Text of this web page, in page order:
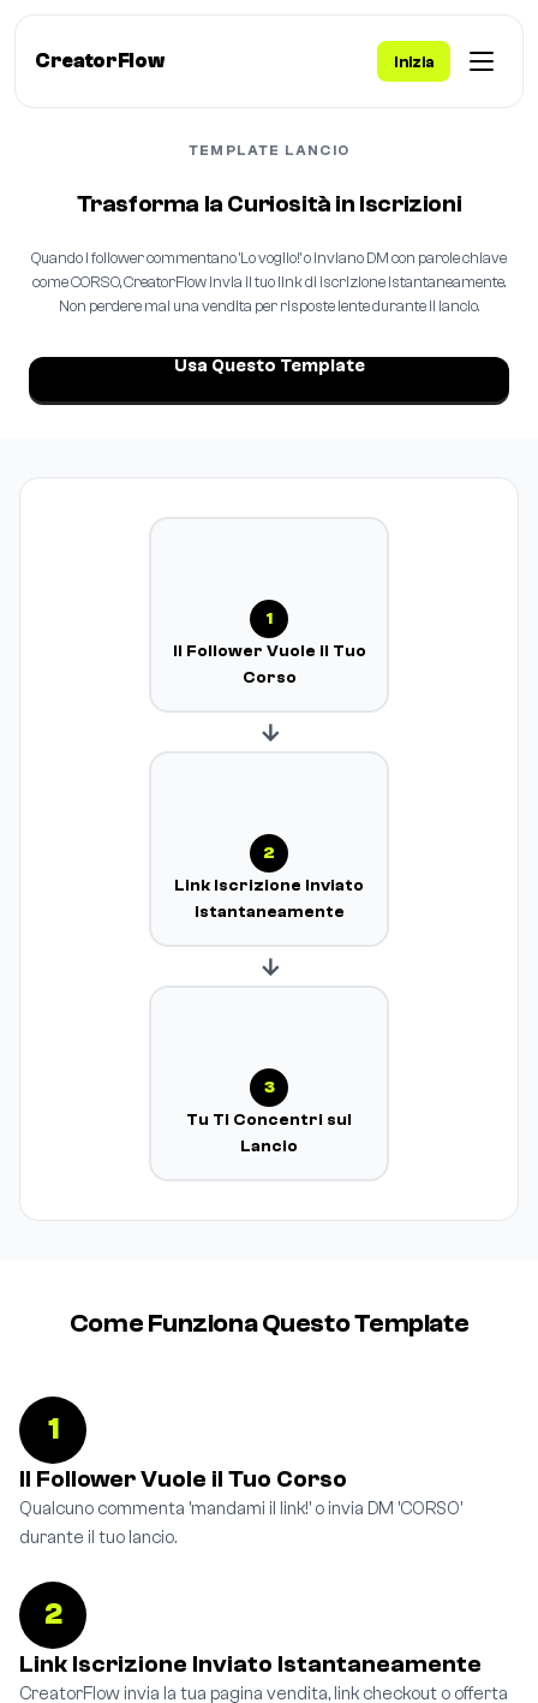
CreatorFlow Inizia
TEMPLATE LANCIO
Trasforma la Curiosità in Iscrizioni
Quando i follower commentano 'Lo voglio!' o inviano DM con parole chiave
come CORSO, CreatorFlow invia il tuo link di iscrizione istantaneamente.
Non perdere mai una vendita per risposte lente durante il lancio.
Usa Questo Template
1
Il Follower Vuole il Tuo
Corso
→
2
Link Iscrizione Inviato
Istantaneamente
→
3
Tu Ti Concentri sul
Lancio
Come Funziona Questo Template
1
Il Follower Vuole il Tuo Corso
Qualcuno commenta 'mandami il link!' o invia DM 'CORSO'
durante il tuo lancio.
2
Link Iscrizione Inviato Istantaneamente
CreatorFlow invia la tua pagina vendita, link checkout o offerta